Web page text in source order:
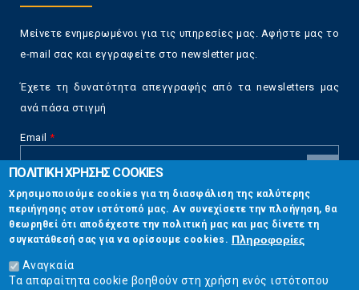
Μείνετε ενημερωμένοι για τις υπηρεσίες μας. Αφήστε μας το
e-mail σας και εγγραφείτε στο newsletter μας.
Έχετε τη δυνατότητα απεγγραφής από τα newsletters μας
ανά πάσα στιγμή
Email *
CAPTCHA
This
question is
for testing
whether or
not you are a
human visitor
Επικοινωνία
Στουρνάρη 17, Αθήνα 10683
ΠΟΛΙΤΙΚΗ ΧΡΗΣΗΣ COOKIES
Χρησιμοποιούμε cookies για τη διασφάλιση της καλύτερης
περιήγησης στον ιστότοπό μας. Αν συνεχίσετε την πλοήγηση, θα
θεωρηθεί ότι αποδέχεστε την πολιτική μας και μας δίνετε τη
συγκατάθεσή σας για να ορίσουμε cookies. Πληροφορίες
Αναγκαία
Τα απαραίτητα cookie βοηθούν στη χρήση ενός ιστότοπου